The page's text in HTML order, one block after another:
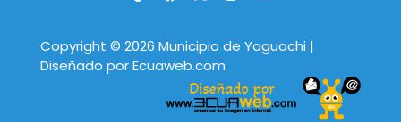
Copyright © 2026 Municipio de Yaguachi |
Diseñado por Ecuaweb.com